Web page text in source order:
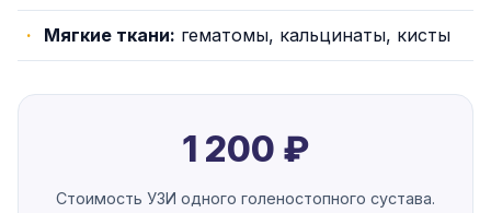
Мягкие ткани: гематомы, кальцинаты, кисты
1 200 ₽
Стоимость УЗИ одного голеностопного сустава.